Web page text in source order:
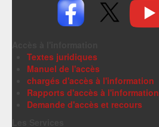
Textes juridiques
Manuel de l'accès
chargés d'accès à l'information
Rapports d'accès à l'information
Demande d'accès et recours